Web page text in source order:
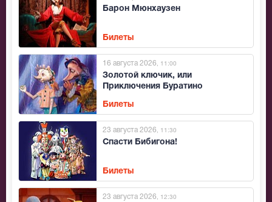
Барон Мюнхаузен
Билеты
Золотой ключик, или
Приключения Буратино
16 августа 2026 , 11:00
Билеты
Спасти Бибигона!
23 августа 2026 , 11:30
Билеты
23 августа 2026 , 12:30